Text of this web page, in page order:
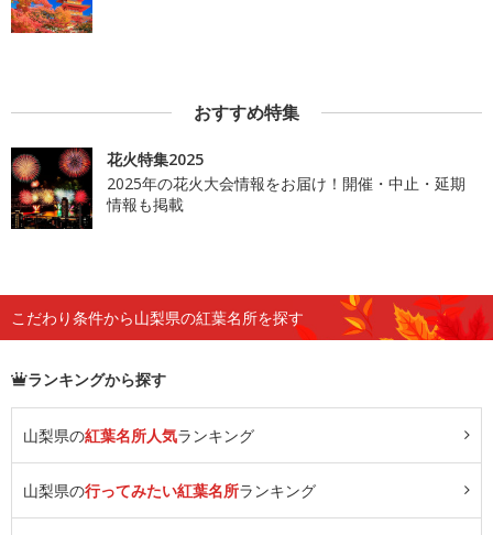
おすすめ特集
花火特集2025
2025年の花火大会情報をお届け！開催・中止・延期
情報も掲載
こだわり条件から山梨県の紅葉名所を探す
ランキングから探す
山梨県の紅葉名所人気ランキング
山梨県の行ってみたい紅葉名所ランキング